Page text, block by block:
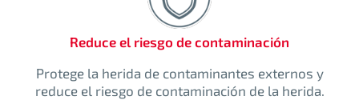
Reduce el riesgo de contaminación
Protege la herida de contaminantes externos y
reduce el riesgo de contaminación de la herida.